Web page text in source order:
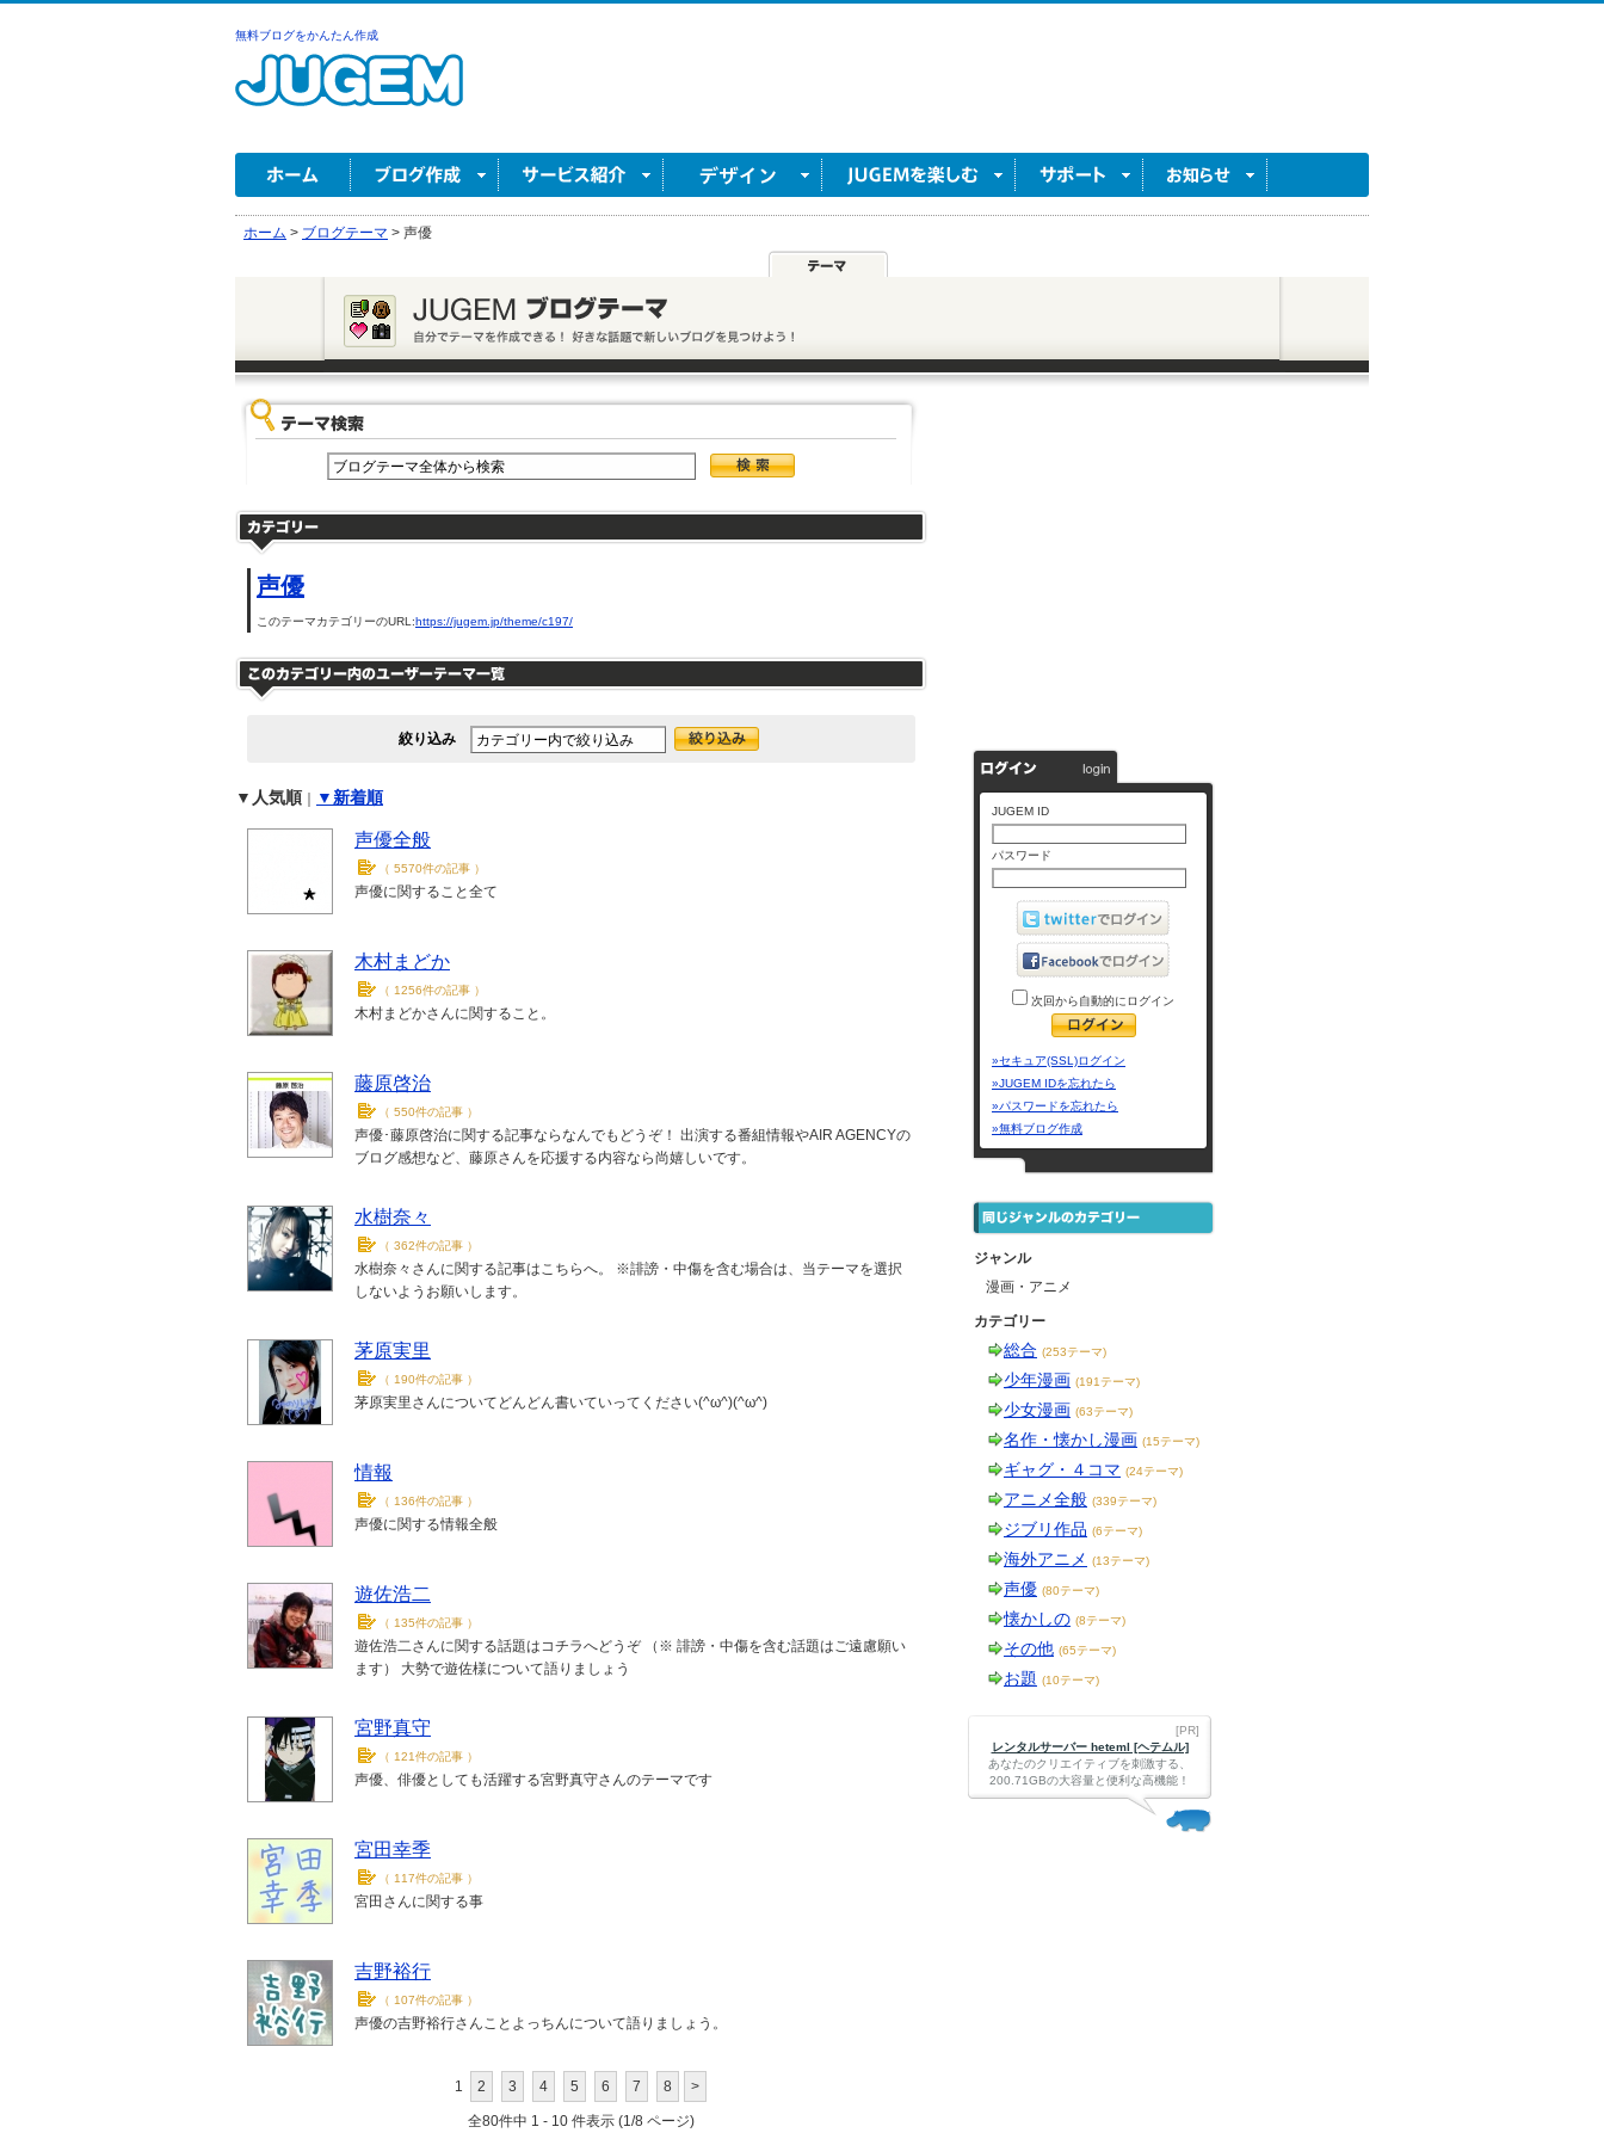
無料ブログをかんたん作成
ホーム > ブログテーマ > 声優
声優
このテーマカテゴリーのURL:https://jugem.jp/theme/c197/
絞り込み
▼人気順 ▼新着順
声優全般
（ 5570件の記事 ）
声優に関すること全て
木村まどか
（ 1256件の記事 ）
木村まどかさんに関すること。
藤原啓治
（ 550件の記事 ）
声優･藤原啓治に関する記事ならなんでもどうぞ！ 出演する番組情報やAIR AGENCYの
ブログ感想など、藤原さんを応援する内容なら尚嬉しいです。
水樹奈々
（ 362件の記事 ）
水樹奈々さんに関する記事はこちらへ。 ※誹謗・中傷を含む場合は、当テーマを選択
しないようお願いします。
茅原実里
（ 190件の記事 ）
茅原実里さんについてどんどん書いていってください(^ω^)(^ω^)
情報
（ 136件の記事 ）
声優に関する情報全般
遊佐浩二
（ 135件の記事 ）
遊佐浩二さんに関する話題はコチラへどうぞ （※ 誹謗・中傷を含む話題はご遠慮願い
ます） 大勢で遊佐様について語りましょう
宮野真守
（ 121件の記事 ）
声優、俳優としても活躍する宮野真守さんのテーマです
宮田幸季
（ 117件の記事 ）
宮田さんに関する事
吉野裕行
（ 107件の記事 ）
声優の吉野裕行さんことよっちんについて語りましょう。
1 2 3 4 5 6 7 8 >
全80件中 1 - 10 件表示 (1/8 ページ)
JUGEM ID
パスワード
次回から自動的にログイン
»セキュア(SSL)ログイン
»JUGEM IDを忘れたら
»パスワードを忘れたら
»無料ブログ作成
ジャンル
漫画・アニメ
カテゴリー
総合 (253テーマ)
少年漫画 (191テーマ)
少女漫画 (63テーマ)
名作・懐かし漫画 (15テーマ)
ギャグ・４コマ (24テーマ)
アニメ全般 (339テーマ)
ジブリ作品 (6テーマ)
海外アニメ (13テーマ)
声優 (80テーマ)
懐かしの (8テーマ)
その他 (65テーマ)
お題 (10テーマ)
[PR]
レンタルサーバー heteml [ヘテムル]
あなたのクリエイティブを刺激する、
200.71GBの大容量と便利な高機能！